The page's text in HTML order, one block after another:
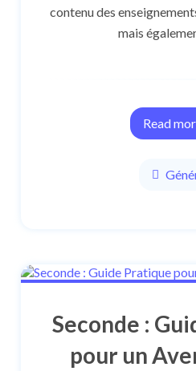
contenu des
mais
Read
Seconde :
pour un